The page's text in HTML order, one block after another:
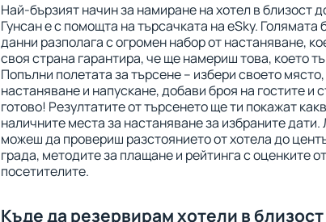
Най-бързият начин за намиране на хотел в близост
Гунсан е с помощта на търсачката на eSky. Голямата
данни разполага с огромен набор от настаняване,
своя страна гарантира, че ще намериш това, което
Попълни полетата за търсене – избери своето
настаняване и напускане, добави броя на гостите и
готово! Резултатите от търсенето ще ти покажат
наличните места за настаняване за избраните дати.
можеш да провериш разстоянието от хотела до
града, методите за плащане и рейтинга с оценките от
посетителите.
Къде да резервирам хотели в